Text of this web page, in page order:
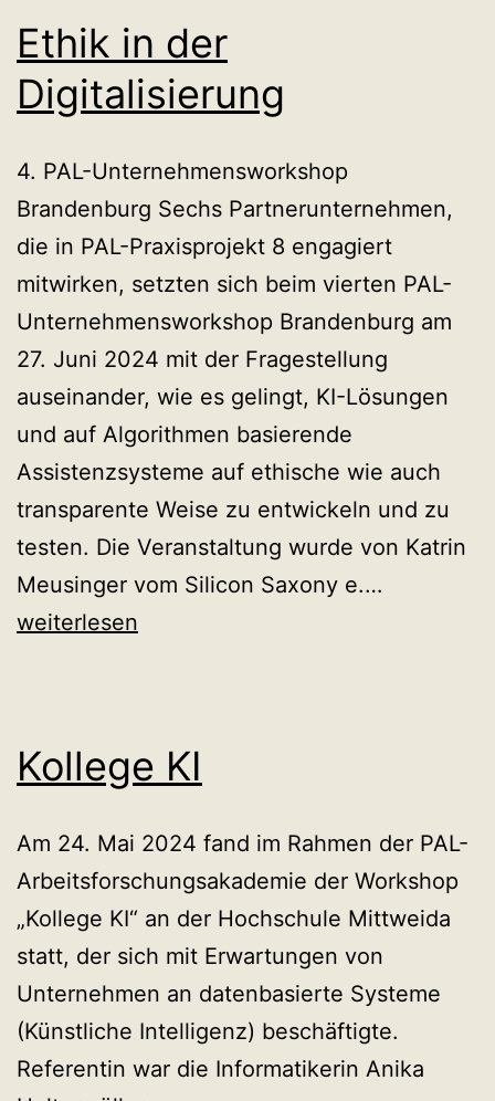
Ethik in der
Digitalisierung
4. PAL-Unternehmensworkshop
Brandenburg Sechs Partnerunternehmen,
die in PAL-Praxisprojekt 8 engagiert
mitwirken, setzten sich beim vierten PAL-
Unternehmensworkshop Brandenburg am
27. Juni 2024 mit der Fragestellung
auseinander, wie es gelingt, KI-Lösungen
und auf Algorithmen basierende
Assistenzsysteme auf ethische wie auch
transparente Weise zu entwickeln und zu
testen. Die Veranstaltung wurde von Katrin
Meusinger vom Silicon Saxony e.…
weiterlesen
Kollege KI
Am 24. Mai 2024 fand im Rahmen der PAL-
Arbeitsforschungsakademie der Workshop
„Kollege KI“ an der Hochschule Mittweida
statt, der sich mit Erwartungen von
Unternehmen an datenbasierte Systeme
(Künstliche Intelligenz) beschäftigte.
Referentin war die Informatikerin Anika